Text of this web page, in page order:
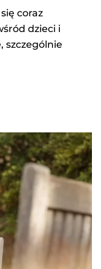
coraz
dzieci i
szczególnie